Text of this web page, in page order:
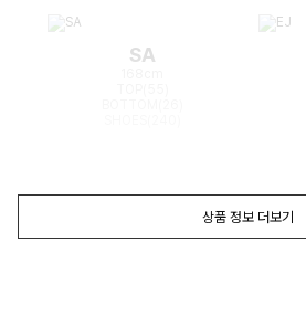
SA
상품 정보 더보기